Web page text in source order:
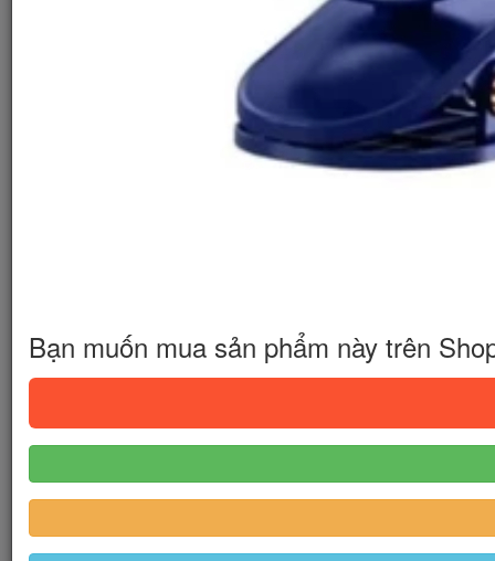
Thiết Bị Điện Gia Dụng
Quạt
Quạt Mini Kẹp Bàn DIDOOGLT - Quạt Tích Điện Có
Bạn muốn mua sản phẩm này trên